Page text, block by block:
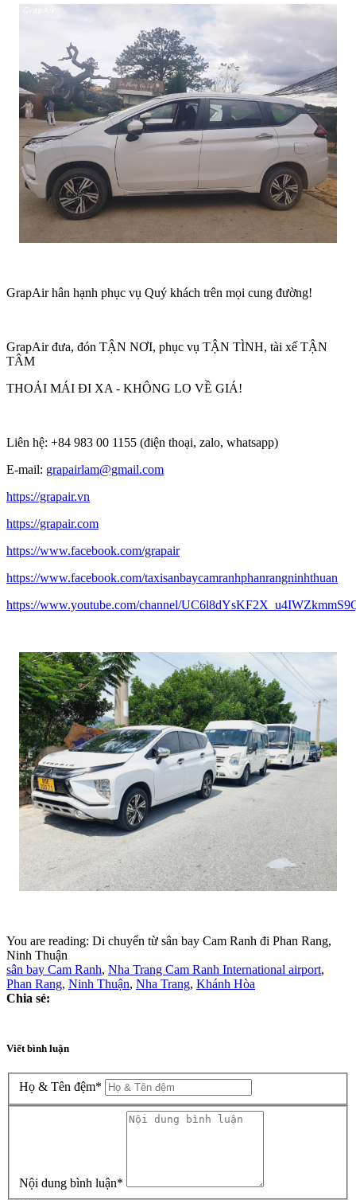
GrapAir hân hạnh phục vụ Quý khách trên mọi cung đường!
GrapAir đưa, đón TẬN NƠI, phục vụ TẬN TÌNH, tài xế TẬN
TÂM
THOẢI MÁI ĐI XA - KHÔNG LO VỀ GIÁ!
Liên hệ: +84 983 00 1155 (điện thoại, zalo, whatsapp)
E-mail: grapairlam@gmail.com
https://grapair.vn
https://grapair.com
https://www.facebook.com/grapair
https://www.facebook.com/taxisanbaycamranhphanrangninhthuan
https://www.youtube.com/channel/
You are reading: Di chuyển từ sân bay Cam Ranh đi Phan Rang,
Ninh Thuận
sân bay Cam Ranh, Nha Trang Cam Ranh International airport,
Phan Rang, Ninh Thuận, Nha Trang, Khánh Hòa
Chia sẻ:
Viết bình luận
Họ & Tên đệm*
Nội dung bình luận*